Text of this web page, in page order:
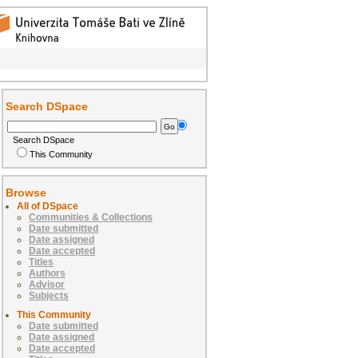
Search DSpace
Search DSpace
This Community
Browse
All of DSpace
Communities & Collections
Date submitted
Date assigned
Date accepted
Titles
Authors
Advisor
Subjects
This Community
Date submitted
Date assigned
Date accepted